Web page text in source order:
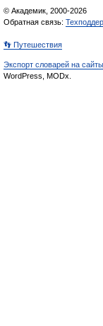
© Академик, 2000-2026
Обратная связь:
👣 Путешествия
Экспорт словарей на сайты
WordPress, MODx.